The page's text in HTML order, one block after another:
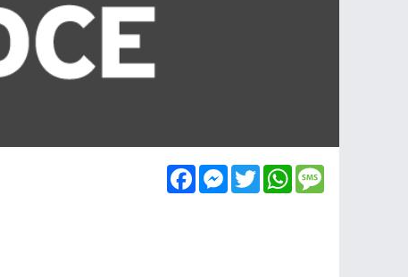
FacebookMessenger
TwitterWhatsApp